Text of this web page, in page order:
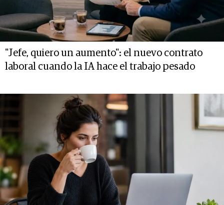
"Jefe, quiero un aumento": el nuevo contrato
laboral cuando la IA hace el trabajo pesado